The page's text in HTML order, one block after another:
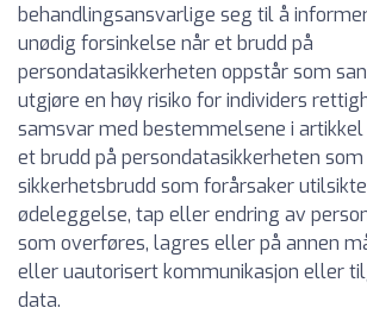
behandlingsansvarlige seg til å
unødig forsinkelse når et brudd på
persondatasikkerheten oppstår som
utgjøre en høy risiko for individers
samsvar med bestemmelsene i artikkel
et brudd på persondatasikkerheten
sikkerhetsbrudd som forårsaker
ødeleggelse, tap eller endring av
som overføres, lagres eller på annen
eller uautorisert kommunikasjon eller
data.